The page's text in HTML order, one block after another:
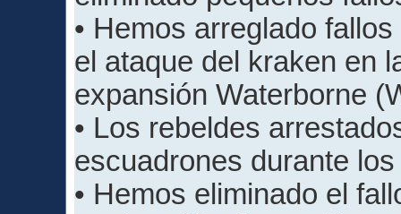
• Hemos arreglado
el ataque del kraken en
expansión Waterborne
• Los rebeldes
escuadrones durante
• Hemos eliminado el